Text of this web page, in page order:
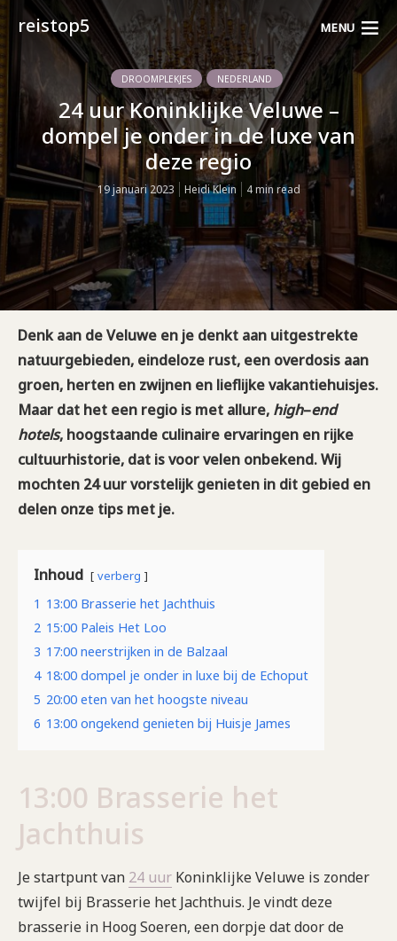
reistop5 MENU
DROOMPLEKJES NEDERLAND
24 uur Koninklijke Veluwe –
dompel je onder in de luxe van
deze regio
19 januari 2023 Heidi Klein 4 min read
Denk aan de Veluwe en je denkt aan uitgestrekte
natuurgebieden, eindeloze rust, een overdosis aan
groen, herten en zwijnen en lieflijke vakantiehuisjes.
Maar dat het een regio is met allure, high–end
hotels, hoogstaande culinaire ervaringen en rijke
cultuurhistorie, dat is voor velen onbekend. Wij
mochten 24 uur vorstelijk genieten in dit gebied en
delen onze tips met je.
Inhoud verberg
1 13:00 Brasserie het Jachthuis
2 15:00 Paleis Het Loo
3 17:00 neerstrijken in de Balzaal
4 18:00 dompel je onder in luxe bij de Echoput
5 20:00 eten van het hoogste niveau
6 13:00 ongekend genieten bij Huisje James
13:00 Brasserie het
Jachthuis
Je startpunt van 24 uur Koninklijke Veluwe is zonder
twijfel bij Brasserie het Jachthuis. Je vindt deze
brasserie in Hoog Soeren, een dorpje dat door de